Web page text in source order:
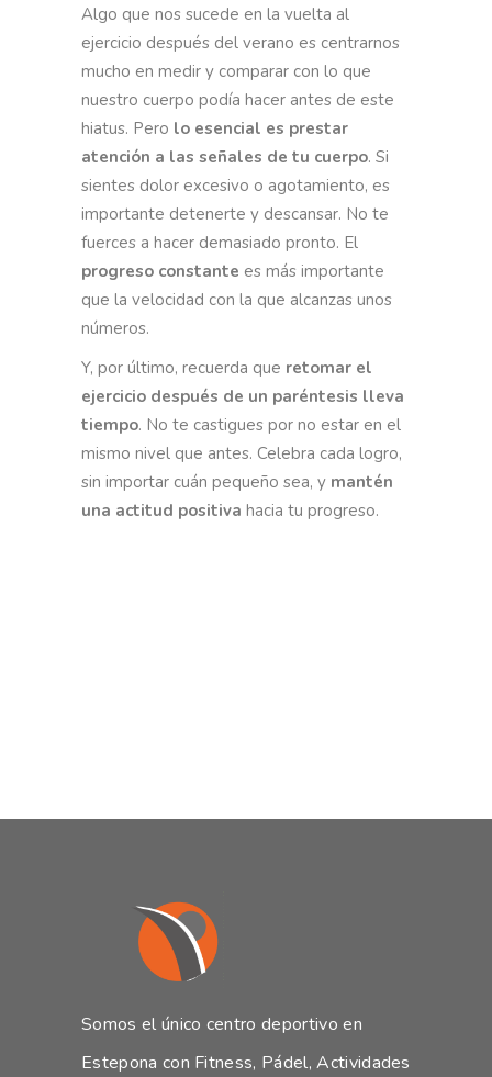
Algo que nos sucede en la vuelta al
ejercicio después del verano es centrarnos
mucho en medir y comparar con lo que
nuestro cuerpo podía hacer antes de este
hiatus. Pero lo esencial es prestar
atención a las señales de tu cuerpo. Si
sientes dolor excesivo o agotamiento, es
importante detenerte y descansar. No te
fuerces a hacer demasiado pronto. El
progreso constante es más importante
que la velocidad con la que alcanzas unos
números.
Y, por último, recuerda que retomar el
ejercicio después de un paréntesis lleva
tiempo. No te castigues por no estar en el
mismo nivel que antes. Celebra cada logro,
sin importar cuán pequeño sea, y mantén
una actitud positiva hacia tu progreso.
Somos el único centro deportivo en
Estepona con Fitness, Pádel, Actividades